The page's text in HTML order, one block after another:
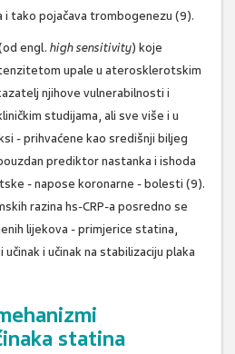
tako pojačava trombogenezu (9).
engl. high sensitivity) koje
upale u aterosklerotskim
njihove vulnerabilnosti i
studijama, ali sve više i u
- prihvaćene kao središnji biljeg
prediktor nastanka i ishoda
- napose koronarne - bolesti (9).
razina hs-CRP-a posredno se
lijekova - primjerice statina,
i učinak na stabilizaciju plaka
statina